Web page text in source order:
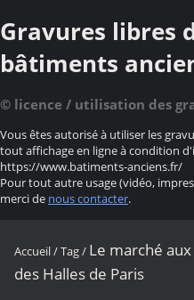
Gravures libres
bâtiments
© licence / utilisation des
Vous êtes autorisé à utiliser les
tout affichage en ligne à condition
https://www.batiments-anciens.fr/
Pour tout autre usage (vidéo,
merci de nous contacter.
Accueil/Tag/ Le marché
des Halles de Paris